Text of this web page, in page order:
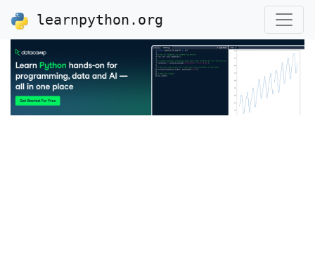
learnpython.org